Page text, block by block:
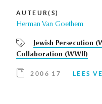
AUTEUR(S)
Herman Van Goethem
Jewish Persecution
Collaboration (WWII)
2006 17 LEES